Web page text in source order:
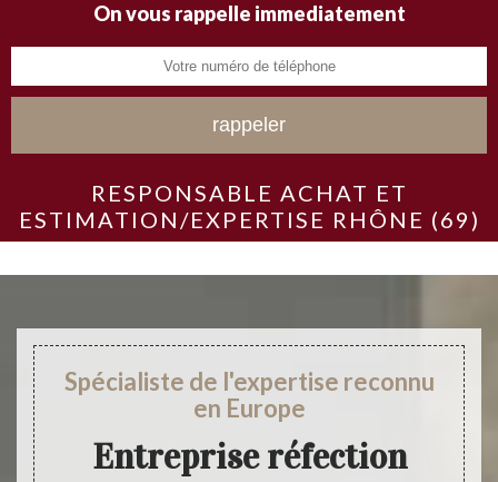
On vous rappelle immediatement
RESPONSABLE ACHAT ET
ESTIMATION/EXPERTISE RHÔNE (69)
Spécialiste de l'expertise reconnu
en Europe
Entreprise réfection